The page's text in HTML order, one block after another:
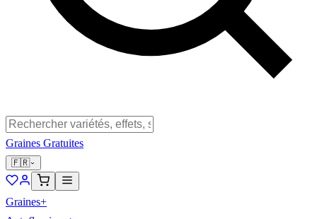
Graines Gratuites
🇫🇷
Graines+